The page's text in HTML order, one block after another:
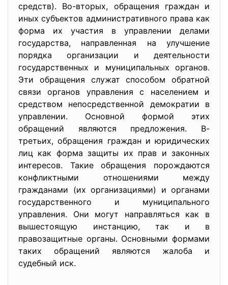
средств). Во-вторых, обращения граждан и
иных субъектов административного права как
форма их участия в управлении делами
государства, направленная на улучшение
порядка организации и деятельности
государственных и муниципальных органов.
Эти обращения служат способом обратной
связи органов управления с населением и
средством непосредственной демократии в
управлении. Основной формой этих
обращений являются предложения. В-
третьих, обращения граждан и юридических
лиц как форма защиты их прав и законных
интересов. Такие обращения порождаются
конфликтными отношениями между
гражданами (их организациями) и органами
государственного и муниципального
управления. Они могут направляться как в
вышестоящую инстанцию, так и в
правозащитные органы. Основными формами
таких обращений являются жалоба и
судебный иск.